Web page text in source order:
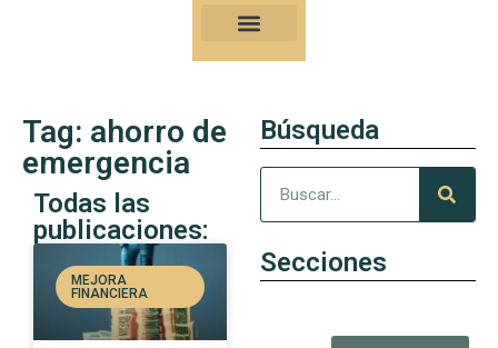
Tag: ahorro de
emergencia
Todas las
publicaciones:
MEJORA
FINANCIERA
Búsqueda
Secciones